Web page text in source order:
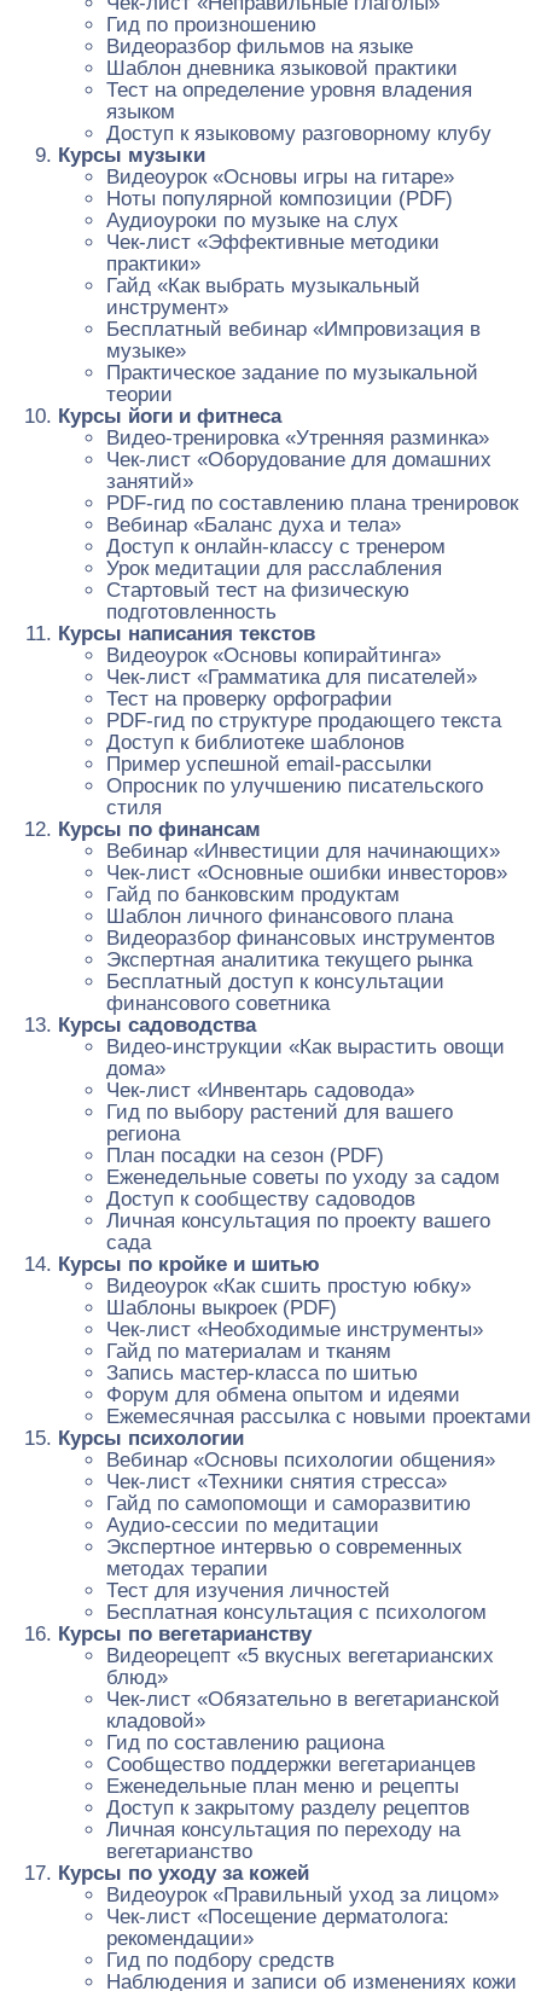
Гид по произношению
Видеоразбор фильмов на языке
Шаблон дневника языковой практики
Тест на определение уровня владения
языком
Доступ к языковому разговорному клубу
Курсы музыки
Видеоурок «Основы игры на гитаре»
Ноты популярной композиции (PDF)
Аудиоуроки по музыке на слух
Чек-лист «Эффективные методики
практики»
Гайд «Как выбрать музыкальный
инструмент»
Бесплатный вебинар «Импровизация в
музыке»
Практическое задание по музыкальной
теории
Курсы йоги и фитнеса
Видео-тренировка «Утренняя разминка»
Чек-лист «Оборудование для домашних
занятий»
PDF-гид по составлению плана тренировок
Вебинар «Баланс духа и тела»
Доступ к онлайн-классу с тренером
Урок медитации для расслабления
Стартовый тест на физическую
подготовленность
Курсы написания текстов
Видеоурок «Основы копирайтинга»
Чек-лист «Грамматика для писателей»
Тест на проверку орфографии
PDF-гид по структуре продающего текста
Доступ к библиотеке шаблонов
Пример успешной email-рассылки
Опросник по улучшению писательского
стиля
Курсы по финансам
Вебинар «Инвестиции для начинающих»
Чек-лист «Основные ошибки инвесторов»
Гайд по банковским продуктам
Шаблон личного финансового плана
Видеоразбор финансовых инструментов
Экспертная аналитика текущего рынка
Бесплатный доступ к консультации
финансового советника
Курсы садоводства
Видео-инструкции «Как вырастить овощи
дома»
Чек-лист «Инвентарь садовода»
Гид по выбору растений для вашего
региона
План посадки на сезон (PDF)
Еженедельные советы по уходу за садом
Доступ к сообществу садоводов
Личная консультация по проекту вашего
сада
Курсы по кройке и шитью
Видеоурок «Как сшить простую юбку»
Шаблоны выкроек (PDF)
Чек-лист «Необходимые инструменты»
Гайд по материалам и тканям
Запись мастер-класса по шитью
Форум для обмена опытом и идеями
Ежемесячная рассылка с новыми проектами
Курсы психологии
Вебинар «Основы психологии общения»
Чек-лист «Техники снятия стресса»
Гайд по самопомощи и саморазвитию
Аудио-сессии по медитации
Экспертное интервью о современных
методах терапии
Тест для изучения личностей
Бесплатная консультация с психологом
Курсы по вегетарианству
Видеорецепт «5 вкусных вегетарианских
блюд»
Чек-лист «Обязательно в вегетарианской
кладовой»
Гид по составлению рациона
Сообщество поддержки вегетарианцев
Еженедельные план меню и рецепты
Доступ к закрытому разделу рецептов
Личная консультация по переходу на
вегетарианство
Курсы по уходу за кожей
Видеоурок «Правильный уход за лицом»
Чек-лист «Посещение дерматолога:
рекомендации»
Гид по подбору средств
Наблюдения и записи об изменениях кожи